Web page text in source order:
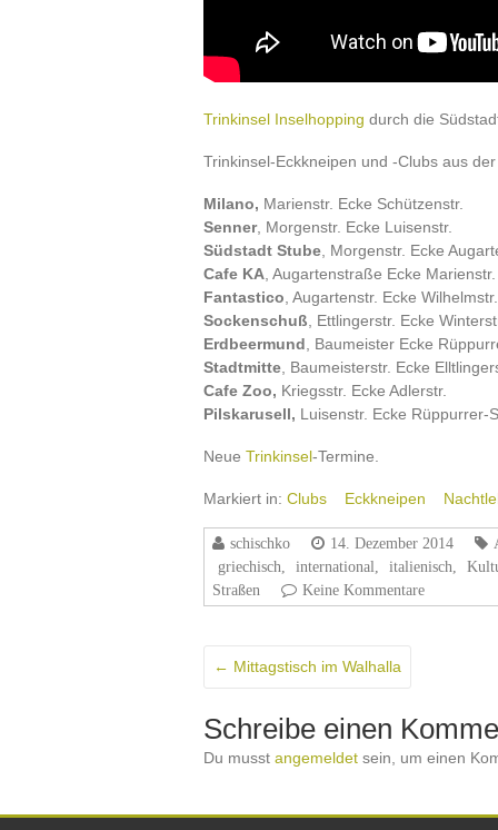
Trinkinsel Inselhopping durch die
Trinkinsel-Eckkneipen und -Clubs aus
Milano, Marienstr. Ecke Schützenstr.
Senner, Morgenstr. Ecke Luisenstr.
Südstadt Stube , Morgenstr. Ecke
Cafe KA , Augartenstraße Ecke Marienstr.
Fantastico , Augartenstr. Ecke Wilhelmstr.
Sockenschuß , Ettlingerstr. Ecke
Erdbeermund , Baumeister Ecke
Stadtmitte , Baumeisterstr. Ecke
Cafe Zoo, Kriegsstr. Ecke Adlerstr.
Pilskarusell, Luisenstr. Ecke Rüppurrer-
Neue Trinkinsel-Termine.
Markiert in: Clubs Eckkneipen
schischko 14. Dezember 2014
griechisch
international italienisch
Straßen
Keine Kommentare
← Mittagstisch im Walhalla
Schreibe einen
Du musst angemeldet sein, um einen